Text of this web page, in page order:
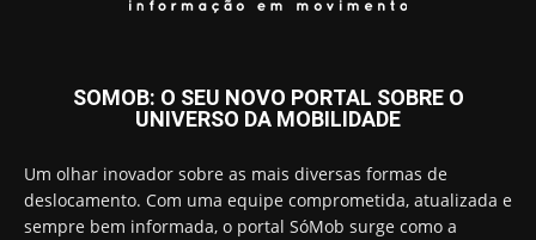
SOMOB: O SEU NOVO PORTAL SOBRE O
UNIVERSO DA MOBILIDADE
Um olhar inovador sobre as mais diversas formas de
deslocamento. Com uma equipe comprometida, atualizada e
sempre bem informada, o portal SóMob surge como a